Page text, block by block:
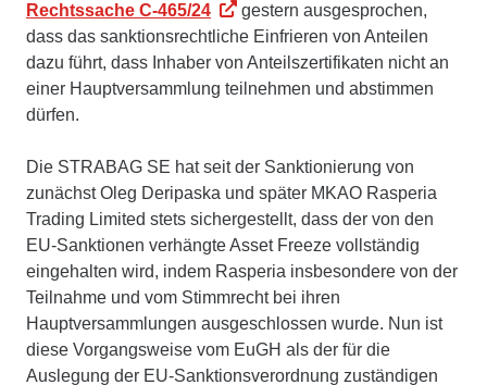
Rechtssache C-465/24
gestern ausgesprochen,
dass das sanktionsrechtliche Einfrieren von Anteilen
dazu führt, dass Inhaber von Anteilszertifikaten nicht an
einer Hauptversammlung teilnehmen und abstimmen
dürfen.
Die STRABAG SE hat seit der Sanktionierung von
zunächst Oleg Deripaska und später MKAO Rasperia
Trading Limited stets sichergestellt, dass der von den
EU-Sanktionen verhängte Asset Freeze vollständig
eingehalten wird, indem Rasperia insbesondere von der
Teilnahme und vom Stimmrecht bei ihren
Hauptversammlungen ausgeschlossen wurde. Nun ist
diese Vorgangsweise vom EuGH als der für die
Auslegung der EU‑Sanktionsverordnung zuständigen